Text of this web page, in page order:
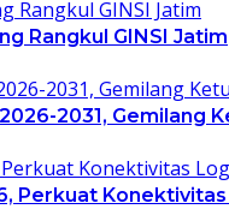
Rangkul GINSI Jatim
2031, Gemilang
Perkuat Konektivitas